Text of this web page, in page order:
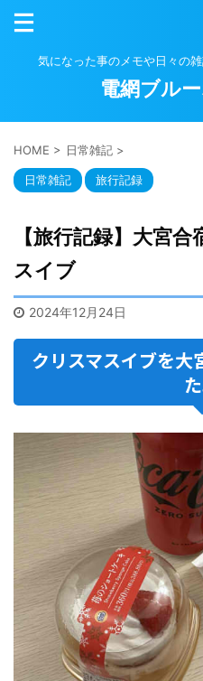
気になった事のメモや日々の
電網ブル
HOME > 日常雑記 >
日常雑記 旅行記録
【旅行記録】大宮
スイブ
2024年12月24日
クリスマスイブを大
た